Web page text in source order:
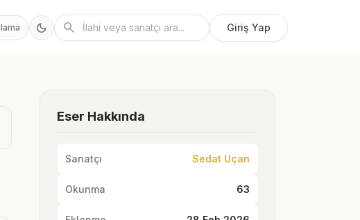
dark_mode search Giriş Yap
Eser Hakkında
Sanatçı Sedat Uçan
Okunma 63